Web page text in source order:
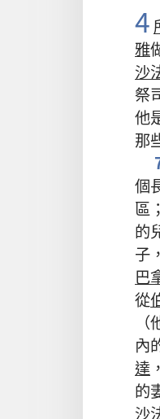
4
雅
沙
祭
他
那
個
區；
的
子
巴
從
內
達
的
沙